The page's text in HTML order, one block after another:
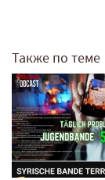
Также по теме